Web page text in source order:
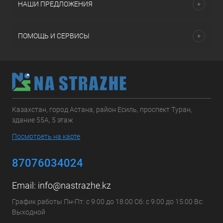
НАШИ ПРЕДЛОЖЕНИЯ
ПОМОЩЬ И СЕРВИСЫ
Казахстан, город Астана, район Есиль, проспект Туран,
здание 55А, 5 этаж
Посмотреть на карте
87076034024
Email: info@nastrazhe.kz
График работы Пн-Пт: с 9:00 до 18:00 Сб: с 9:00 до 15:00 Вс:
Выходной